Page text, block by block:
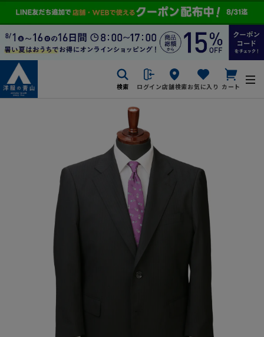
検索 ログイン店舗検索お気に入り カート